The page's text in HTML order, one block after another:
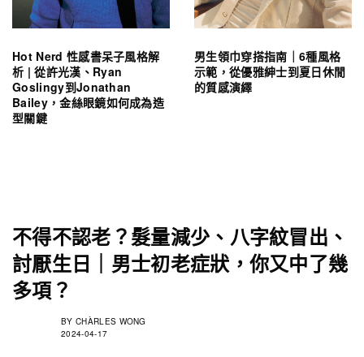
Hot Nerd 性感書呆子風格解
析 | 從許光漢、Ryan
Goslingy到Jonathan
Bailey，金絲眼鏡如何成為造
型關鍵
男生領巾穿搭指南｜6種風格
示範，從優雅紳士到夏日休閒
的質感演繹
不得不認老？髮量減少、八字紋冒出、
討厭生日｜男士初老症狀，你又中了幾
多項？
BY CHÀRLES WONG
2024-04-17